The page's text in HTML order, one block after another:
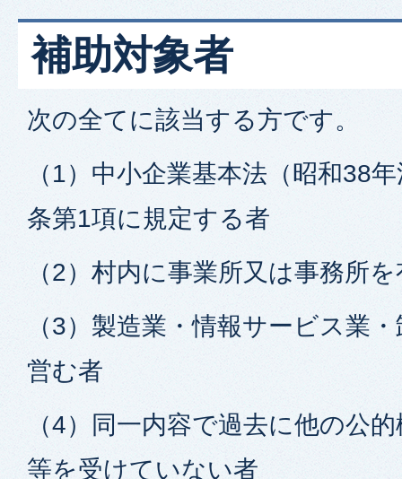
補助対象者
次の全てに該当する方です。
（1）中小企業基本法（昭和38
条第1項に規定する者
（2）村内に事業所又は事務所
（3）製造業・情報サービス業
営む者
（4）同一内容で過去に他の公
等を受けていない者